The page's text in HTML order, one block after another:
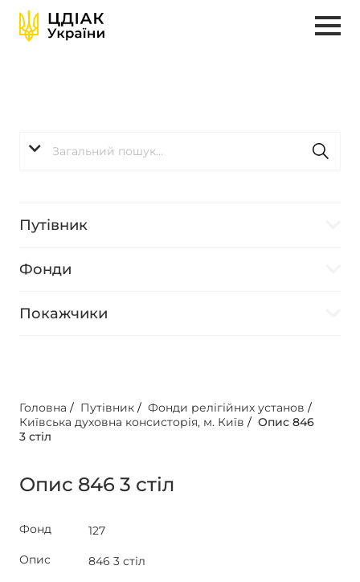
Путівник
Фонди
Покажчики
Головна / Путівник / Фонди релігійних установ /
Київська духовна консисторія, м. Київ / Опис 846
3 стіл
Опис 846 3 стіл
Фонд
127
Опис
846 3 стіл